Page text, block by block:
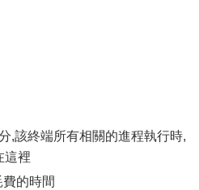
,該終端所有相關的進程執行時,
這裡
的時間